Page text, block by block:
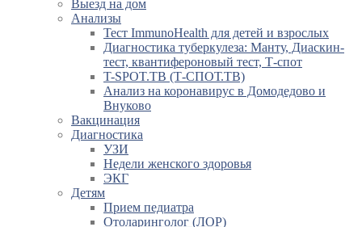
Выезд на дом
Анализы
Тест ImmunoHealth для детей и взрослых
Диагностика туберкулеза: Манту, Диаскин-
тест, квантифероновый тест, Т-спот
T-SPOT.TB (Т-СПОТ.ТВ)
Анализ на коронавирус в Домодедово и
Внуково
Вакцинация
Диагностика
УЗИ
Недели женского здоровья
ЭКГ
Детям
Прием педиатра
Отоларинголог (ЛОР)